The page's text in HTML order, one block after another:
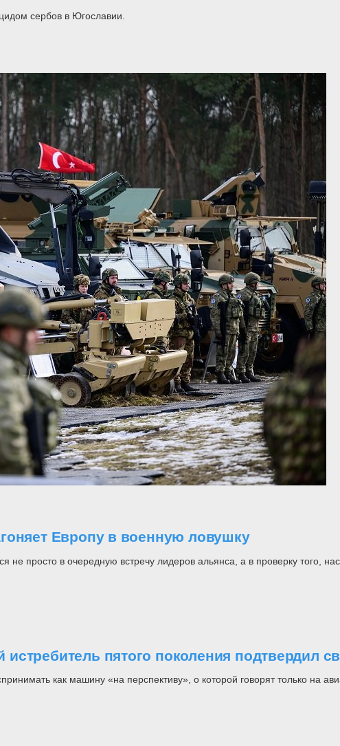
сербов в Югославии.
Европу в военную ловушку
просто в очередную встречу лидеров альянса, а в проверку того,
пятого поколения подтвердил
как машину «на перспективу», о которой говорят только на